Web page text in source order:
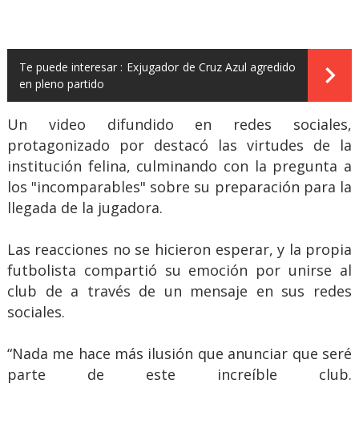
Te puede interesar : Exjugador de Cruz Azul agredido
en pleno partido
Un video difundido en redes sociales,
protagonizado por destacó las virtudes de la
institución felina, culminando con la pregunta a
los "incomparables" sobre su preparación para la
llegada de la jugadora.
Las reacciones no se hicieron esperar, y la propia
futbolista compartió su emoción por unirse al
club de a través de un mensaje en sus redes
sociales.
“Nada me hace más ilusión que anunciar que seré
parte de este increíble club.